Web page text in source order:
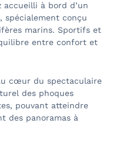
accueilli à bord d’un
spécialement conçu
marins. Sportifs et
entre confort et
cœur du spectaculaire
des phoques
pouvant atteindre
des panoramas à